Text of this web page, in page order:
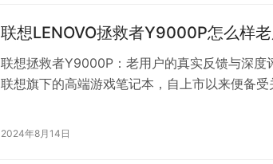
联想LENOVO拯救者Y9000P怎么样
联想拯救者Y9000P：老用户的真实反馈与深
联想旗下的高端游戏笔记本，自上市以来便备
作者的青睐。那么，联想拯救者Y9000P究竟
2024年8月14日